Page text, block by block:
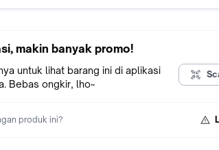
dirancang melalui proses shrunkenize ini
bebas
tak sedap sehingga nyaman digunakan
makin banyak promo!
untuk lihat barang ini di aplikasi
Bebas ongkir, lho~
produk ini?